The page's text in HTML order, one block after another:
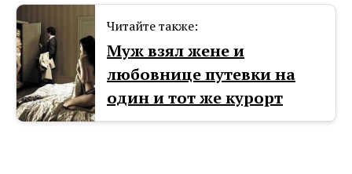
Читайте также:
Муж взял жене и
любовнице путевки на
один и тот же курорт